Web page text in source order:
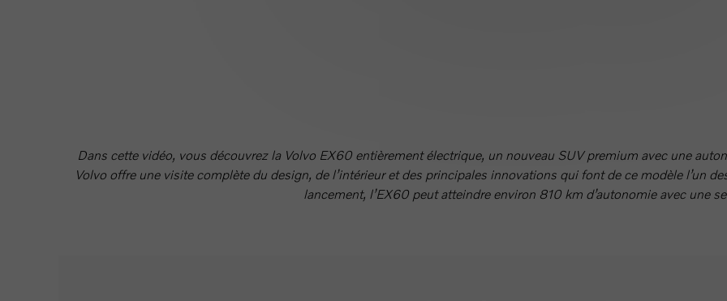
Dans cette vidéo, vous découvrez la Volvo EX60 entièrement électrique, un nouveau SUV premium avec une
Volvo offre une visite complète du design, de l’intérieur et des principales innovations qui font de ce modèle l’un
lancement, l’EX60 peut atteindre environ 810 km d’autonomie avec une